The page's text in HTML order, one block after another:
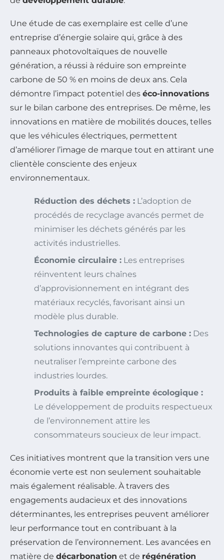
Une étude de cas exemplaire est celle d’une
entreprise d’énergie solaire qui, grâce à des
panneaux photovoltaïques de nouvelle
génération, a réussi à réduire son empreinte
carbone de 50 % en moins de deux ans. Cela
démontre l’impact potentiel des éco-innovations
sur le bilan carbone des entreprises. De même, les
innovations en matière de mobilités douces, telles
que les véhicules électriques, permettent
d’améliorer l’image de marque tout en attirant une
clientèle consciente des enjeux
environnementaux.
Réduction des déchets : L’adoption de
procédés de recyclage avancés permet de
minimiser les déchets générés par les
activités industrielles.
Économie circulaire : Les entreprises
réinventent leurs chaînes
d’approvisionnement en intégrant des
matériaux recyclés, favorisant ainsi un
modèle plus durable.
Technologies de capture de carbone : Des
solutions innovantes qui contribuent à
neutraliser l’empreinte carbone des
industries lourdes.
Produits à faible empreinte écologique :
Le développement de produits respectueux
de l’environnement attire les
consommateurs soucieux de leur impact.
Ces initiatives montrent que la transition vers une
économie verte est non seulement souhaitable
mais également réalisable. À travers des
engagements audacieux et des innovations
déterminantes, les entreprises peuvent améliorer
leur performance tout en contribuant à la
préservation de l’environnement. Les avancées en
matière de décarbonation et de régénération